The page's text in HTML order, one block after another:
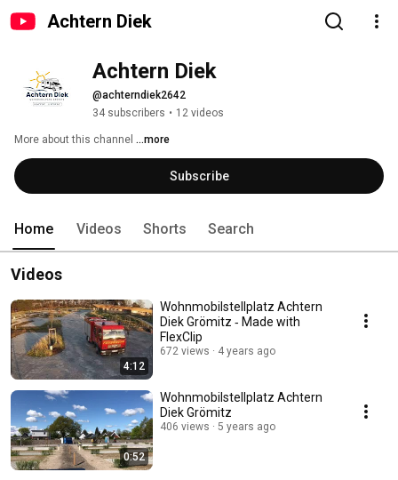
Achtern Diek
Achtern Diek
@achterndiek2642
34 subscribers • 12 videos
More about this channel ...more
Subscribe
Home Videos Shorts Search
Videos
4:12
Wohnmobilstellplatz Achtern
Diek Grömitz ‑ Made with
FlexClip
672 views 4 years ago
0:52
Wohnmobilstellplatz Achtern
Diek Grömitz
406 views 5 years ago